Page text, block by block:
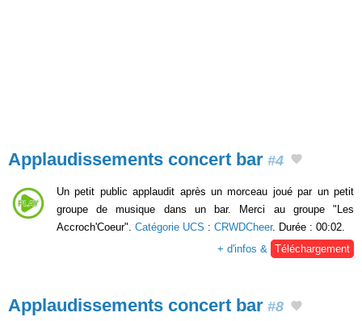
Applaudissements concert bar #4
Un petit public applaudit après un morceau joué par un petit
groupe de musique dans un bar. Merci au groupe "Les
Accroch'Coeur". Catégorie UCS : CRWDCheer. Durée : 00:02.
+ d'infos & Téléchargement
Applaudissements concert bar #8